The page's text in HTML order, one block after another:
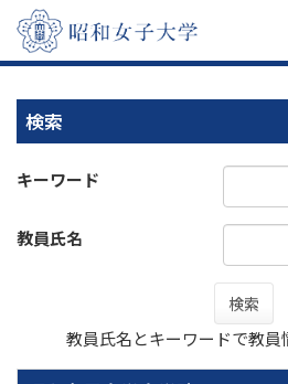
検索
キーワード
教員氏名
検索
教員氏名とキーワードで教員